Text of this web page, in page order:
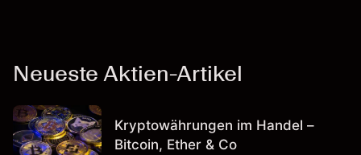
Neueste Aktien-Artikel
Kryptowährungen im Handel –
Bitcoin, Ether & Co